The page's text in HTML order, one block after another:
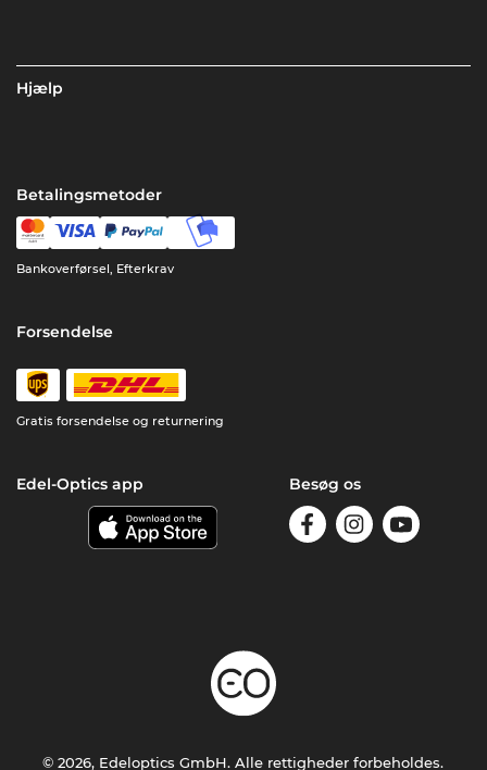
Hjælp
Betalingsmetoder
Bankoverførsel, Efterkrav
Forsendelse
Gratis forsendelse og returnering
Edel-Optics app Besøg os
© 2026, Edeloptics GmbH. Alle rettigheder forbeholdes.